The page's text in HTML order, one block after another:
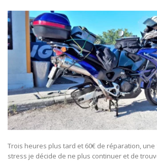
Trois heures plus tard et 60€ de réparation,
stress je décide de ne plus continuer et de